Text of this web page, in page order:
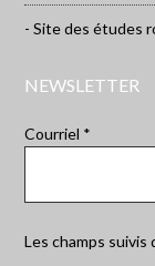
- Site des études
NEWSLETTER
Courriel *
Les champs